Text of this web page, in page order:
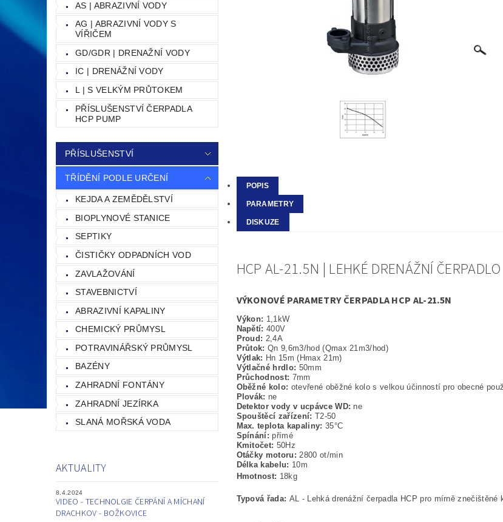
AS | ABRAZIVNÍ VODY
AG | ABRAZIVNÍ VODY S
VÍŘIČEM
GD/GDR | DRENAŽNÍ VODY
IC | DRENÁŽNÍ VODY
L | S VELKÝM PRŮTOKEM
PŘÍSLUŠENSTVÍ ČERPADLA
HCP PUMP
PŘÍSLUŠENSTVÍ
TŘÍDĚNÍ PODLE URČENÍ
KEJDA A ZEMĚDĚLSTVÍ
BIOPLYNOVÉ STANICE
SEPTIKY
ČISTIČKY ODPADNÍCH VOD
ZAVLAŽOVÁNÍ
STAVEBNICTVÍ
ABRAZIVNÍ KAPALINY
CHEMICKÝ PRŮMYSL
POTRAVINÁŘSKÝ PRŮMYSL
BAZÉNY
ZAHRADNÍ FONTÁNY
ZAHRADNÍ JEZÍRKA
SLANÁ MOŘSKÁ VODA
AKTUALITY
8.4.2024
VIDEO - TECHNOLGIE ČERPÁNÍ A MÍCHANÍ
DRACHKOV - BOŽKOVICE
POPIS
PARAMETRY
DISKUZE
HCP AL-21.5N | LEHKÉ DRENÁŽNÍ
VÝKONOVÉ PARAMETRY ČERPADLA HCP AL-21.5N
Výkon: 1,1kW
Napětí: 400V
Proud: 2,4A
Průtok: Qn 9,6m3/hod (Qmax 21m3/hod)
Výtlak: Hn 15m (Hmax 21m)
Výtlačné hrdlo: 50mm
Průchodnost: 7mm
Oběžné kolo: otevřené oběžné kolo s velkou účinností pro obecné
Plovák: ne
Detektor vody v ucpávce WD: ne
Spouštěcí zařízení: T2-50
Max. teplota kapaliny: 35°C
Spínání:přímé
Kmitočet: 50Hz
Otáčky motoru:2800 ot/min
Délka kabelu: 10m
Hmotnost: 18kg
Typová řada: AL - Lehká drenážní čerpadla HCP pro mírně znečištěné